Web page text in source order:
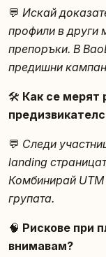
💬 Искай
профили в
препоръки. В
предишни
🛠️ Как се мерят
💬 Следи
landing
Комбинирай
групата.
🧠 Рискове при
внимавам?